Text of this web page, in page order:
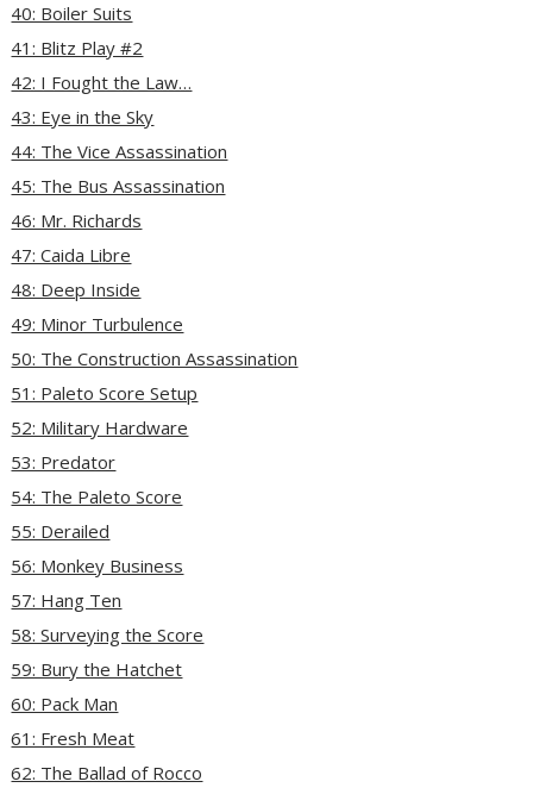
40: Boiler Suits
41: Blitz Play #2
42: I Fought the Law…
43: Eye in the Sky
44: The Vice Assassination
45: The Bus Assassination
46: Mr. Richards
47: Caida Libre
48: Deep Inside
49: Minor Turbulence
50: The Construction Assassination
51: Paleto Score Setup
52: Military Hardware
53: Predator
54: The Paleto Score
55: Derailed
56: Monkey Business
57: Hang Ten
58: Surveying the Score
59: Bury the Hatchet
60: Pack Man
61: Fresh Meat
62: The Ballad of Rocco